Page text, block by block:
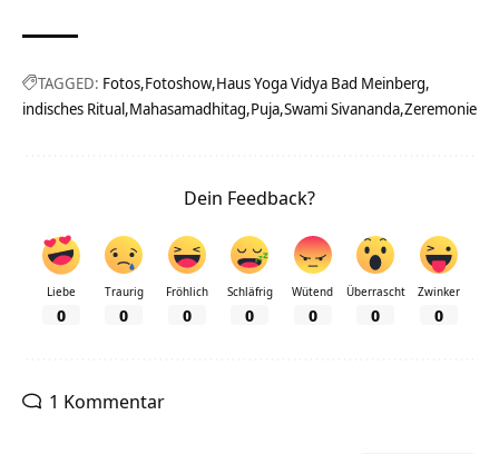
TAGGED: Fotos Fotoshow Haus Yoga Vidya Bad Meinberg
indisches Ritual Mahasamadhitag Puja Swami Sivananda Zeremonie
Dein Feedback?
Liebe
0
Traurig
0
Fröhlich
0
Schläfrig
0
Wütend
0
Überrascht
0
Zwinker
0
1 Kommentar